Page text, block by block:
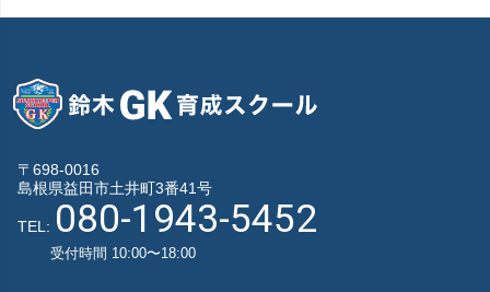
〒698-0016
島根県益田市土井町3番41号
TEL: 080-1943-5452
受付時間 10:00〜18:00